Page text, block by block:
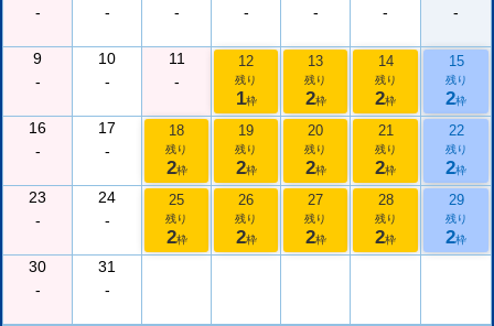
-
-
-
-
-
-
-
9
-
10
-
11
-
12
残り
1枠
13
残り
2枠
14
残り
2枠
15
残り
2枠
16
-
17
-
18
残り
2枠
19
残り
2枠
20
残り
2枠
21
残り
2枠
22
残り
2枠
23
-
24
-
25
残り
2枠
26
残り
2枠
27
残り
2枠
28
残り
2枠
29
残り
2枠
30
-
31
-